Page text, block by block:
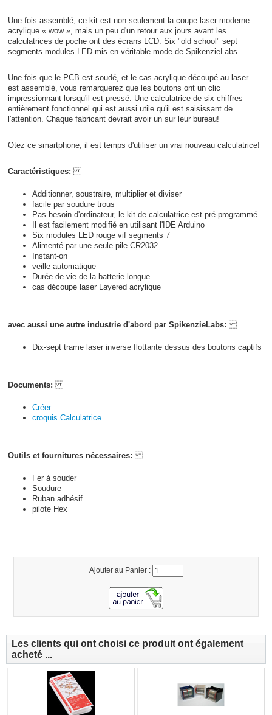
Une fois assemblé, ce kit est non seulement la coupe laser moderne
acrylique « wow », mais un peu d'un retour aux jours avant les
calculatrices de poche ont des écrans LCD. Six "old school" sept
segments modules LED mis en véritable mode de SpikenzieLabs.
Une fois que le PCB est soudé, et le cas acrylique découpé au laser
est assemblé, vous remarquerez que les boutons ont un clic
impressionnant lorsqu'il est pressé. Une calculatrice de six chiffres
entièrement fonctionnel qui est aussi utile qu'il est saisissant de
l'attention. Chaque fabricant devrait avoir un sur leur bureau!
Otez ce smartphone, il est temps d'utiliser un vrai nouveau calculatrice!
Caractéristiques:
Additionner, soustraire, multiplier et diviser
facile par soudure trous
Pas besoin d'ordinateur, le kit de calculatrice est pré-programmé
Il est facilement modifié en utilisant l'IDE Arduino
Six modules LED rouge vif segments 7
Alimenté par une seule pile CR2032
Instant-on
veille automatique
Durée de vie de la batterie longue
cas découpe laser Layered acrylique
avec aussi une autre industrie d'abord par SpikenzieLabs:
Dix-sept trame laser inverse flottante dessus des boutons captifs
Documents:
Créer
croquis Calculatrice
Outils et fournitures nécessaires:
Fer à souder
Soudure
Ruban adhésif
pilote Hex
Ajouter au Panier :
Les clients qui ont choisi ce produit ont également
acheté ...